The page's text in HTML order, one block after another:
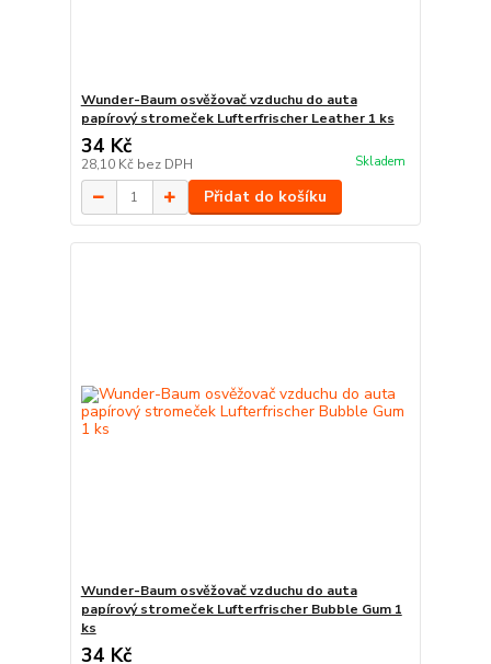
Wunder-Baum osvěžovač vzduchu do auta
papírový stromeček Lufterfrischer Leather 1 ks
34 Kč
28,10 Kč bez DPH Skladem
Přidat do košíku
Wunder-Baum osvěžovač vzduchu do auta
papírový stromeček Lufterfrischer Bubble Gum 1
ks
34 Kč